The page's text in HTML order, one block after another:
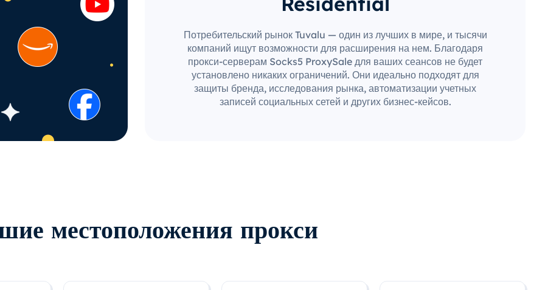
Потребительский рынок Tuvalu — один из лучших в мире, и тысячи
компаний ищут возможности для расширения на нем. Благодаря
прокси-серверам Socks5 ProxySale для ваших сеансов не будет
установлено никаких ограничений. Они идеально подходят для
защиты бренда, исследования рынка, автоматизации учетных
записей социальных сетей и других бизнес-кейсов.
местоположения прокси